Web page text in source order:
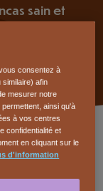
sain et
consentez à
similaire) afin
mesurer notre
ainsi qu'à
à vos centres
confidentialité et
en cliquant sur le
d'information